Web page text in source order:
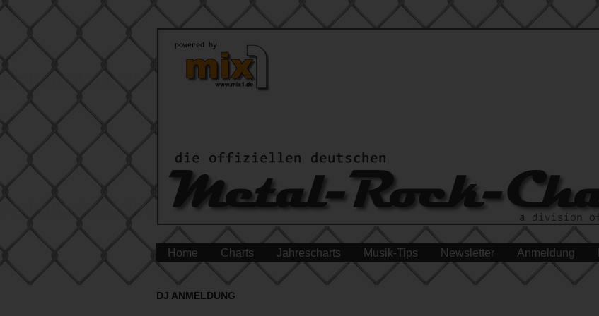
Home Charts Jahrescharts Musik-Tips Newsletter Anmeldung
DJ ANMELDUNG